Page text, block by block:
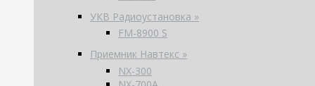
УКВ Радиоустановка »
FM-8900 S
Приемник Навтекс »
NX-300